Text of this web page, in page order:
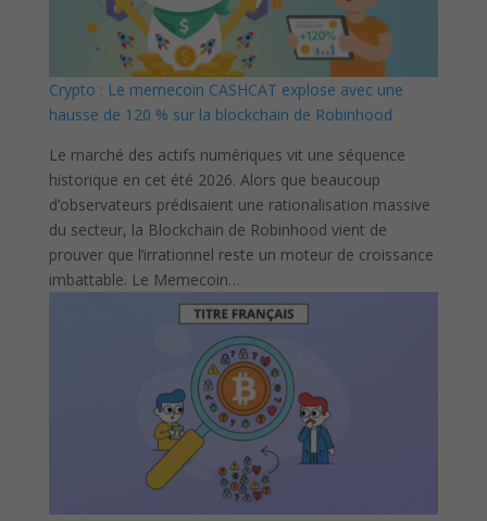
Crypto : Le memecoin CASHCAT explose avec une
hausse de 120 % sur la blockchain de Robinhood
Le marché des actifs numériques vit une séquence
historique en cet été 2026. Alors que beaucoup
d’observateurs prédisaient une rationalisation massive
du secteur, la Blockchain de Robinhood vient de
prouver que l’irrationnel reste un moteur de croissance
imbattable. Le Memecoin…